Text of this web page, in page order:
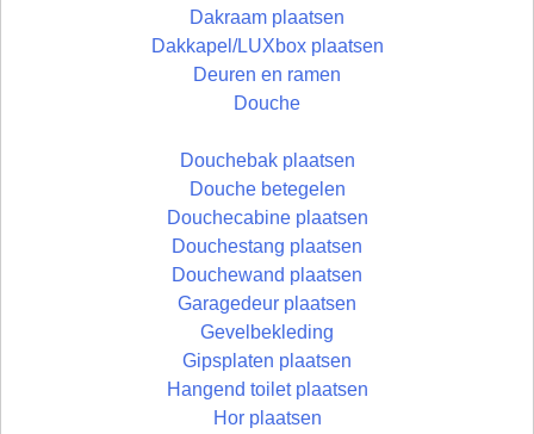
Dakraam plaatsen
Dakkapel/LUXbox plaatsen
Deuren en ramen
Douche
Douchebak plaatsen
Douche betegelen
Douchecabine plaatsen
Douchestang plaatsen
Douchewand plaatsen
Garagedeur plaatsen
Gevelbekleding
Gipsplaten plaatsen
Hangend toilet plaatsen
Hor plaatsen